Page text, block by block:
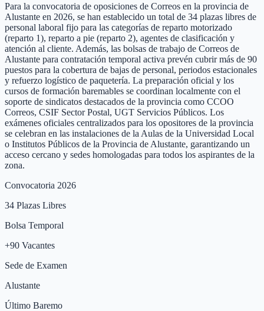
Para la convocatoria de oposiciones de Correos en la provincia de
Alustante en 2026, se han establecido un total de 34 plazas libres de
personal laboral fijo para las categorías de reparto motorizado
(reparto 1), reparto a pie (reparto 2), agentes de clasificación y
atención al cliente. Además, las bolsas de trabajo de Correos de
Alustante para contratación temporal activa prevén cubrir más de 90
puestos para la cobertura de bajas de personal, periodos estacionales
y refuerzo logístico de paquetería. La preparación oficial y los
cursos de formación baremables se coordinan localmente con el
soporte de sindicatos destacados de la provincia como CCOO
Correos, CSIF Sector Postal, UGT Servicios Públicos. Los
exámenes oficiales centralizados para los opositores de la provincia
se celebran en las instalaciones de la Aulas de la Universidad Local
o Institutos Públicos de la Provincia de Alustante, garantizando un
acceso cercano y sedes homologadas para todos los aspirantes de la
zona.
Convocatoria 2026
34 Plazas Libres
Bolsa Temporal
+90 Vacantes
Sede de Examen
Alustante
Último Baremo